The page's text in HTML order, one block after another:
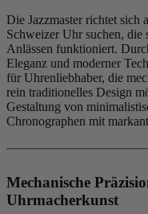
Die Jazzmaster richtet sich
Schweizer Uhr suchen,
Anlässen funktioniert.
Eleganz und moderner
für Uhrenliebhaber, die
rein traditionelles Design
Gestaltung von
Chronographen mit
Mechanische
Uhrmacherkunst